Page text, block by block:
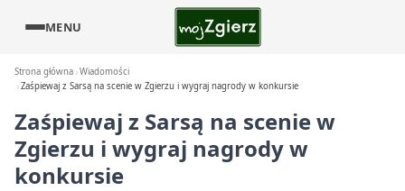
MENU
Strona główna Wiadomości
Zaśpiewaj z Sarsą na scenie w Zgierzu i wygraj nagrody w konkursie
Zaśpiewaj z Sarsą na scenie w
Zgierzu i wygraj nagrody w
konkursie